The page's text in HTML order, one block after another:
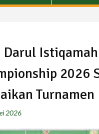
Darul
2026
Turnamen
2026